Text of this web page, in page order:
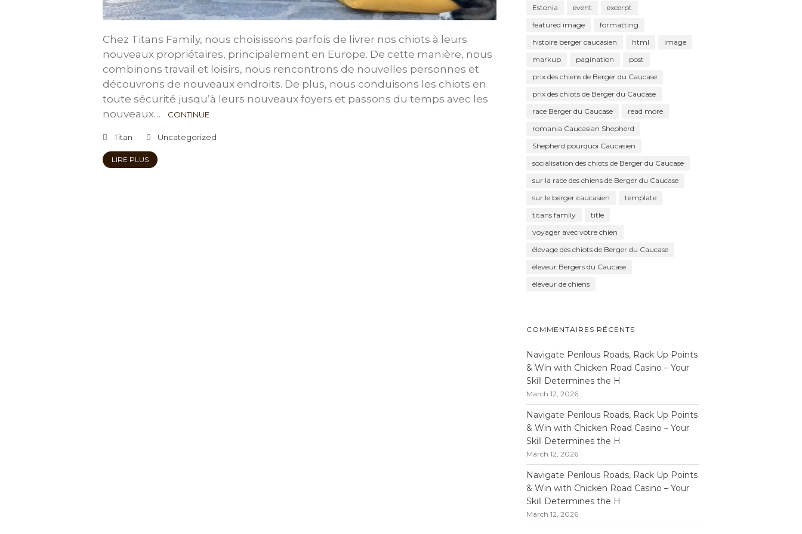
Chez Titans Family, nous choisissons parfois de livrer nos chiots à leurs
nouveaux propriétaires, principalement en Europe. De cette manière, nous
combinons travail et loisirs, nous rencontrons de nouvelles personnes et
découvrons de nouveaux endroits. De plus, nous conduisons les chiots en
toute sécurité jusqu’à leurs nouveaux foyers et passons du temps avec les
nouveaux…
CONTINUE
Titan Uncategorized
LIRE PLUS
Estonia event
excerpt
featured image
formatting
histoire berger caucasien
html
image
markup
pagination
post
prix des chiens de Berger du Caucase
prix des chiots de Berger du Caucase
race Berger du Caucase
read more
romania Caucasian Shepherd
Shepherd pourquoi Caucasien
socialisation des chiots de Berger du Caucase
sur la race des chiens de Berger du Caucase
sur le berger caucasien
template
titans family
title
voyager avec votre chien
élevage des chiots de Berger du Caucase
éleveur Bergers du Caucase
éleveur de chiens
COMMENTAIRES RÉCENTS
Navigate Perilous Roads, Rack Up Points
& Win with Chicken Road Casino – Your
Skill Determines the H
March 12, 2026
Navigate Perilous Roads, Rack Up Points
& Win with Chicken Road Casino – Your
Skill Determines the H
March 12, 2026
Navigate Perilous Roads, Rack Up Points
& Win with Chicken Road Casino – Your
Skill Determines the H
March 12, 2026